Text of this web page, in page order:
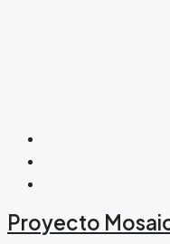
Proyecto